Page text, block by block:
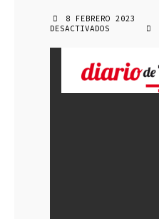
8 FEBRERO 2023
DESACTIVADOS
DE
LIMITAR